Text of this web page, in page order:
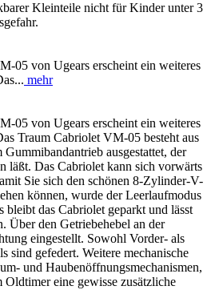
Kleinteile nicht für Kinder unter 3
05 von Ugears erscheint ein weiteres
mehr
05 von Ugears erscheint ein weiteres
Traum Cabriolet VM-05 besteht aus
ausgestattet, der
läßt. Das Cabriolet kann sich vorwärts
Sie sich den schönen 8-Zylinder-V-
können, wurde der Leerlaufmodus
bleibt das Cabriolet geparkt und lässt
Über den Getriebehebel an der
eingestellt. Sowohl Vorder- als
sind gefedert. Weitere mechanische
und Haubenöffnungsmechanismen,
Oldtimer eine gewisse zusätzliche